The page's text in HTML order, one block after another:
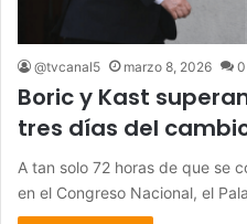
@tvcanal5 marzo 8, 2026 0
Boric y Kast
tres días del
A tan solo 72 horas de que se
en el Congreso Nacional, el